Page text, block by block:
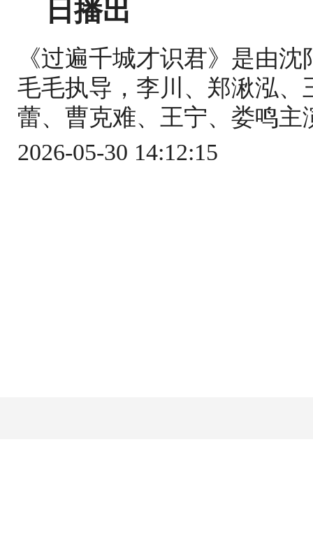
日播出
《过遍千城才识君》是由
毛毛执导，李川、郑湫泓
蕾、曹克难、王宁、娄鸣主
2026-05-30 14:12:15